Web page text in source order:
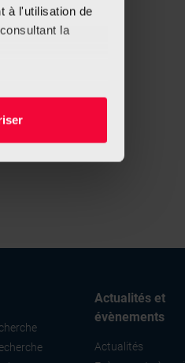
à l'utilisation de
la
(empreintes
Actualités et
évènements
Actualités